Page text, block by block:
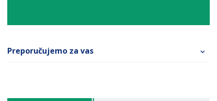
Preporučujemo za vas